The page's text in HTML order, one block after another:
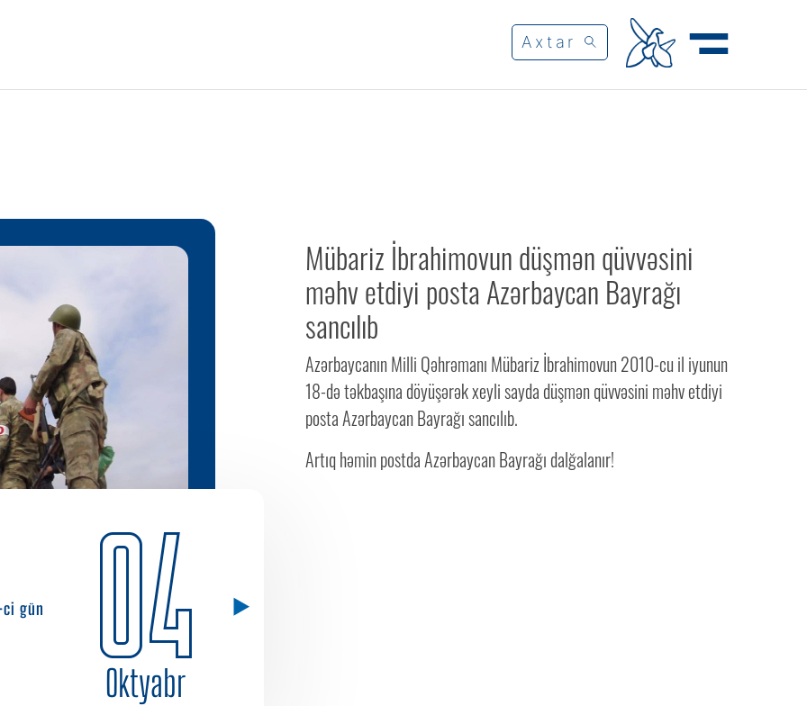
gün 04
Oktyabr
Mübariz İbrahimovun düşmən qüvvəsini
məhv etdiyi posta Azərbaycan Bayrağı
sancılıb
Azərbaycanın Milli Qəhrəmanı Mübariz İbrahimovun 2010-cu il iyunun
18-də təkbaşına döyüşərək xeyli sayda düşmən qüvvəsini məhv etdiyi
posta Azərbaycan Bayrağı sancılıb.
Artıq həmin postda Azərbaycan Bayrağı dalğalanır!